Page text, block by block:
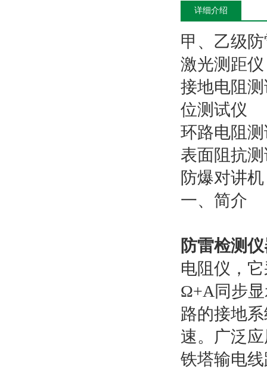
详细介绍
甲、乙级
激光测距
接地电阻
位测试仪
环路电阻
表面阻抗
防爆对讲
一、简介
防雷检测
电阻仪，
Ω+A同步
路的接地
速。广泛
铁塔输电